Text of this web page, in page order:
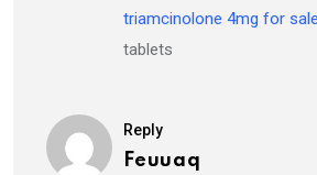
triamcinolone 4mg for sale
tablets
Reply
Feuuaq